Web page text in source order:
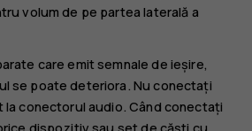
volum de pe partea laterală a
care emit semnale de ieșire,
se poate deteriora. Nu conectați
la conectorul audio. Când conectați